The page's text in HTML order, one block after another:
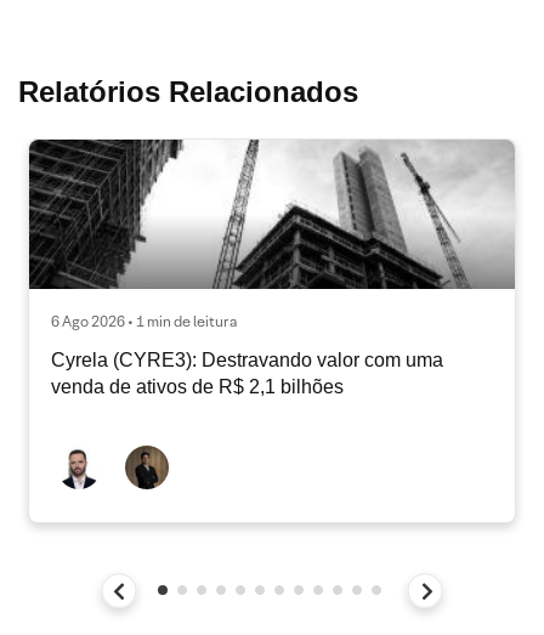
Relatórios Relacionados
6 Ago 2026 • 1 min de leitura
Cyrela (CYRE3): Destravando valor com uma
venda de ativos de R$ 2,1 bilhões